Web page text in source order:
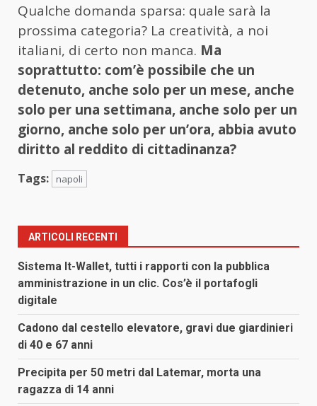
Qualche domanda sparsa: quale sarà la
prossima categoria? La creatività, a noi
italiani, di certo non manca. Ma
soprattutto: com’è possibile che un
detenuto, anche solo per un mese, anche
solo per una settimana, anche solo per un
giorno, anche solo per un’ora, abbia avuto
diritto al reddito di cittadinanza?
Tags: napoli
ARTICOLI RECENTI
Sistema It-Wallet, tutti i rapporti con la pubblica
amministrazione in un clic. Cos’è il portafogli
digitale
Cadono dal cestello elevatore, gravi due giardinieri
di 40 e 67 anni
Precipita per 50 metri dal Latemar, morta una
ragazza di 14 anni